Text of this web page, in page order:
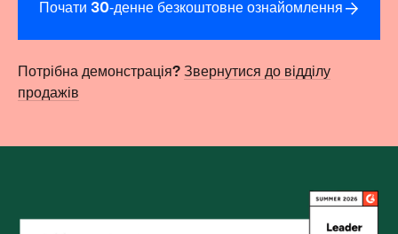
Почати 30‑денне безкоштовне ознайомлення
Потрібна демонстрація? Звернутися до відділу
продажів